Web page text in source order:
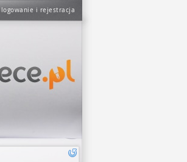
logowanie i rejestracja